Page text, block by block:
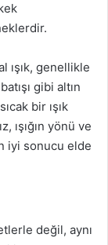
ışık, genellikle
gibi altın
bir ışık
ışığın yönü ve
iyi sonucu elde
değil, aynı